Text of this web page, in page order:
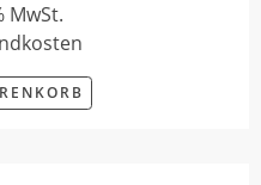
MwSt.